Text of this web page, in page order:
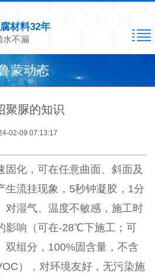
材料32年
水不漏
蒙动态
聚脲的知识
02-09 07:13:17
固化，可在任意曲面、斜面及
生流挂现象，5秒钟凝胶，1分
对湿气、温度不敏感，施工时
影响（可在-28℃下施工；可
双组分，100%固含量，不含
），对环境友好，无污染施